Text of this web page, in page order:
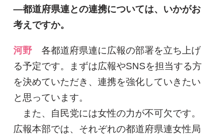
―都道府県連との連携については、いかがお
考えですか。
河野
各都道府県連に広報の部署を立ち上げ
る予定です。まずは広報やSNSを担当する方
を決めていただき、連携を強化していきたい
と思っています。
また、自民党には女性の力が不可欠です。
広報本部では、それぞれの都道府県連女性局